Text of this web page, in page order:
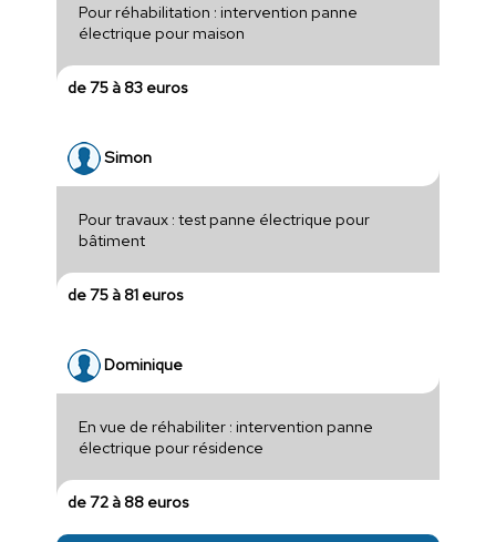
Pour réhabilitation : intervention panne
électrique pour maison
de 75 à 83 euros
Simon
Pour travaux : test panne électrique pour
bâtiment
de 75 à 81 euros
Dominique
En vue de réhabiliter : intervention panne
électrique pour résidence
de 72 à 88 euros